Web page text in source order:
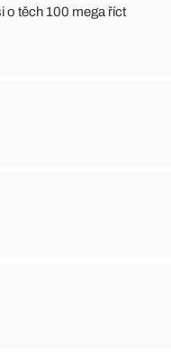
o těch 100 mega říct